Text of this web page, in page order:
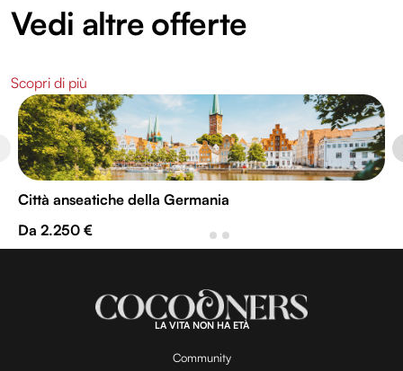
Vedi altre offerte
Scopri di più
Città anseatiche della Germania
Da 2.250 €
LA VITA NON HA ETÀ
Community